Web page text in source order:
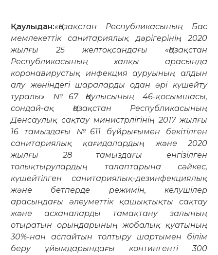
Қаулыдан:«Қазақстан Республикасының Бас
мемлекеттік санитариялық дәрігерінің 2020
жылғы 25 желтоқсандағы «Қазақстан
Республикасының халқы арасында
коронавирустық инфекция ауруының алдын
алу жөніндегі шараларды одан әрі күшейту
туралы» №67 Қаулысының 46-қосымшасы,
сондай-ақ Қазақстан Республикасының
Денсаулық сақтау министрлігінің 2017 жылғы
16 тамыздағы №611 бұйрығымен бекітілген
санитариялық қағидалардың және 2020
жылғы 28 тамыздағы енгізілген
толықтырулардың талаптарына сәйкес,
күшейтілген санитариялық-дезинфекциялық
және бетперде режимін, келушілер
арасындағы әлеуметтік қашықтықты сақтау
және асханаларды тамақтану залының
отыратын орындарының жобалық қуатының
30%-нан аспайтын толтыру шартымен білім
беру ұйымдарындағы контингенті 300